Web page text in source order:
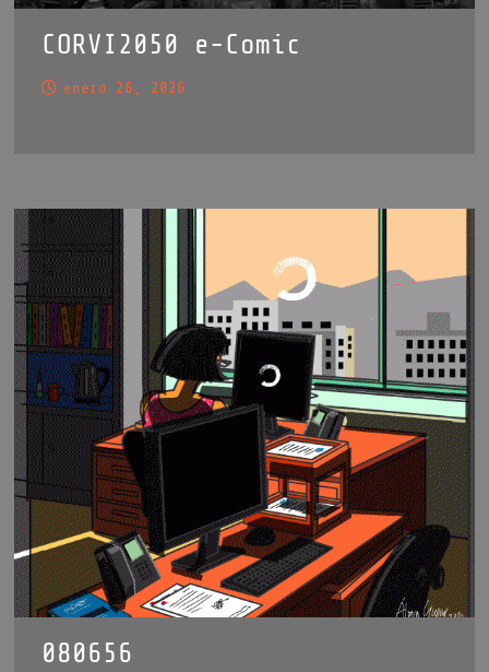
CORVI2050 e-Comic
enero 26, 2026
080656